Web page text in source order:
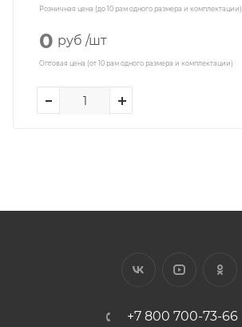
Розничная цена (до 10 рам одного размера и комплектации)
0 руб /шт
Оптовая цена (от 10 рам одного размера и комплектации)
+7 800 700-73-66